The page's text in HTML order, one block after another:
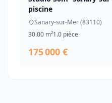
piscine
Sanary-sur-Mer (83110)
30.00 m²1.0 pièce
175 000 €